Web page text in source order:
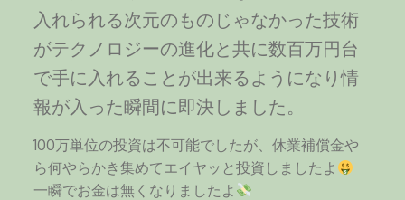
入れられる次元のものじゃなかった技術
がテクノロジーの進化と共に数百万円台
で手に入れることが出来るようになり情
報が入った瞬間に即決しました。
100万単位の投資は不可能でしたが、休業補償金や
ら何やらかき集めてエイヤッと投資しましたよ
一瞬でお金は無くなりましたよ